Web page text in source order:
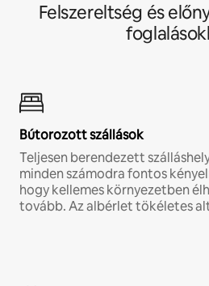
Felszereltség és
Bútorozott szállások
Teljesen berendezett
minden számodra fontos
hogy kellemes környezetben
tovább. Az albérlet tökéletes